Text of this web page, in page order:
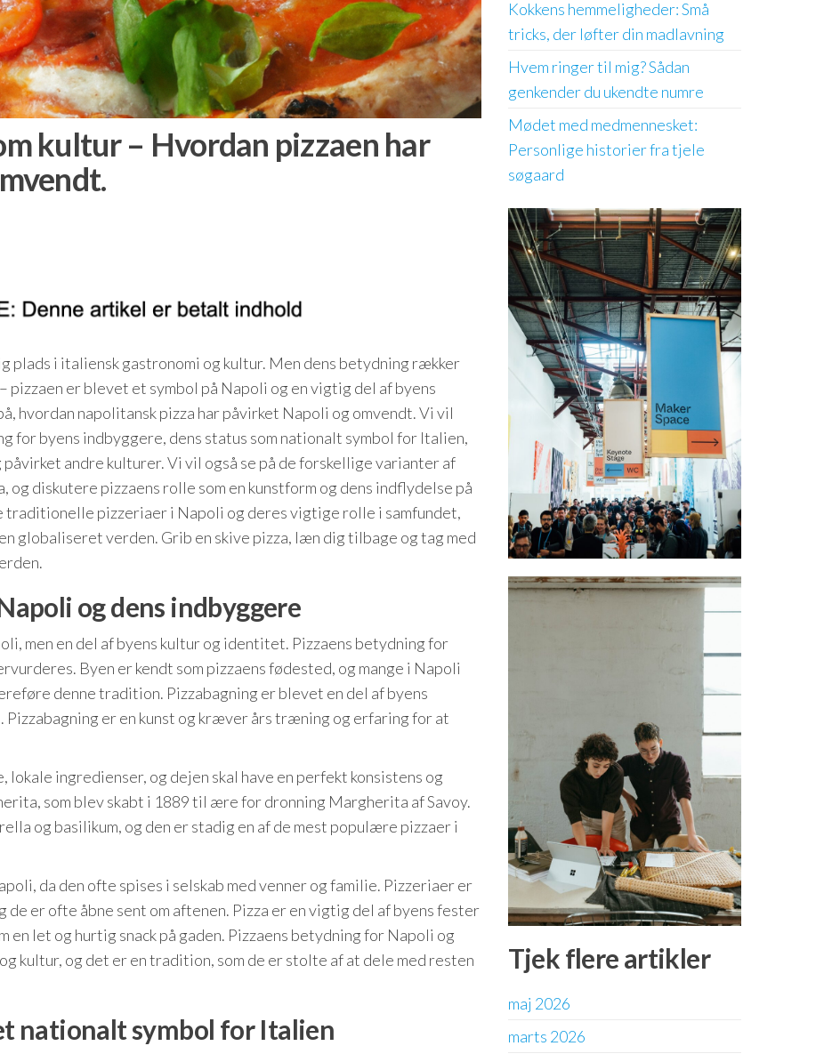
kultur – Hvordan pizzaen har
plads i italiensk gastronomi og kultur. Men dens betydning rækker
er blevet et symbol på Napoli og en vigtig del af byens
hvordan napolitansk pizza har påvirket Napoli og omvendt. Vi vil
for byens indbyggere, dens status som nationalt symbol for Italien,
andre kulturer. Vi vil også se på de forskellige varianter af
og diskutere pizzaens rolle som en kunstform og dens indflydelse på
traditionelle pizzeriaer i Napoli og deres vigtige rolle i samfundet,
globaliseret verden. Grib en skive pizza, læn dig tilbage og tag med
og dens indbyggere
men en del af byens kultur og identitet. Pizzaens betydning for
Byen er kendt som pizzaens fødested, og mange i Napoli
denne tradition. Pizzabagning er blevet en del af byens
Pizzabagning er en kunst og kræver års træning og erfaring for at
lokale ingredienser, og dejen skal have en perfekt konsistens og
som blev skabt i 1889 til ære for dronning Margherita af Savoy.
og basilikum, og den er stadig en af ​​de mest populære pizzaer i
da den ofte spises i selskab med venner og familie. Pizzeriaer er
de er ofte åbne sent om aftenen. Pizza er en vigtig del af byens fester
let og hurtig snack på gaden. Pizzaens betydning for Napoli og
kultur, og det er en tradition, som de er stolte af at dele med resten
nationalt symbol for Italien
Kokkens hemmeligheder: Små
tricks, der løfter din madlavning
Hvem ringer til mig? Sådan
genkender du ukendte numre
Mødet med medmennesket:
Personlige historier fra tjele
søgaard
Tjek flere artikler
maj 2026
marts 2026